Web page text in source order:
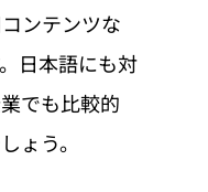
ンテンツな
日本語にも対
でも比較的
ょう。